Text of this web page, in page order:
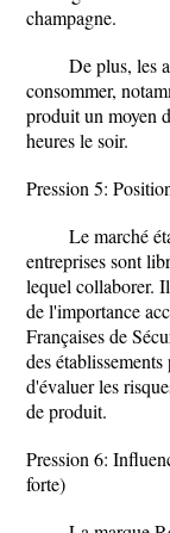
champagne.
De plus, les
consommer,
produit un moyen
heures le soir.
Pression 5:
Le marché
entreprises sont
lequel collaborer.
de l'importance
Françaises de
des
d'évaluer les
de produit.
Pression 6:
forte)